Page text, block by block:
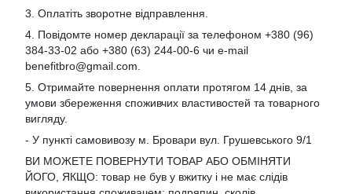
3. Оплатіть зворотне відправлення.
4. Повідомте номер декларації за телефоном +380 (96)
384-33-02 або +380 (63) 244-00-6 чи e-mail
benefitbro@gmail.com
5. Отримайте повернення оплати протягом 14 днів, за
умови збереження споживчих властивостей та товарного
вигляду.
- У пункті самовивозу м. Бровари вул. Грушевського 9/1
ВИ МОЖЕТЕ ПОВЕРНУТИ ТОВАР АБО ОБМІНЯТИ
ЙОГО, ЯКЩО: товар не був у вжитку і не має слідів